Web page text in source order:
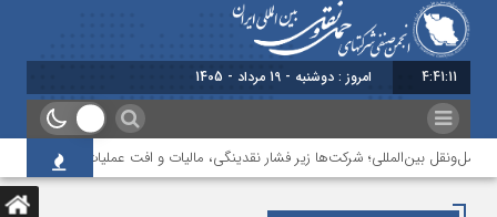
4:41:12 امروز : دوشنبه - 19 مرداد - 1405
بین‌المللی؛ شرکت‌ها زیر فشار نقدینگی، مالیات و افت عملیات